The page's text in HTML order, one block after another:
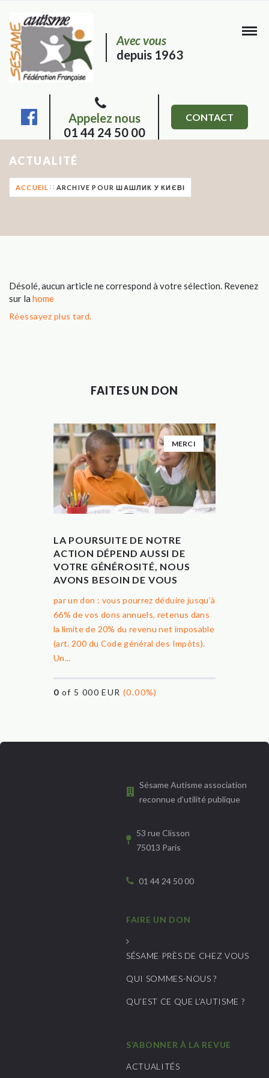
Avec vous
depuis 1963
Appelez nous
01 44 24 50 00
CONTACT
ACTUALITÉ
ACCUEIL ARCHIVE POUR ШАШЛИК У КИЄВІ
Désolé, aucun article ne correspond à votre sélection. Revenez
sur la home
Réessayez plus tard.
FAITES UN DON
MERCI
LA POURSUITE DE NOTRE
ACTION DÉPEND AUSSI DE
VOTRE GÉNÉROSITÉ, NOUS
AVONS BESOIN DE VOUS
par un don : vous pourrez déduire jusqu’à
66% de vos dons annuels, retenus dans
la limite de 20% du revenu net imposable
(art. 200 du Code général des Impôts).
Un...
0 of 5 000 EUR(0.00%)
Sésame Autisme association
reconnue d’utilité publique
53 rue Clisson
75013 Paris
01 44 24 50 00
FAIRE UN DON
SÉSAME PRÈS DE CHEZ VOUS
QUI SOMMES-NOUS ?
QU’EST CE QUE L’AUTISME ?
S’ABONNER À LA REVUE
ACTUALITÉS